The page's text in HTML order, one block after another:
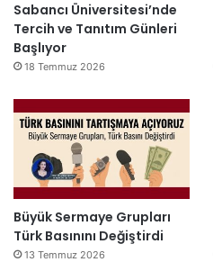
Sabancı Üniversitesi’nde
Tercih ve Tanıtım Günleri
Başlıyor
18 Temmuz 2026
Büyük Sermaye Grupları
Türk Basınını Değiştirdi
13 Temmuz 2026